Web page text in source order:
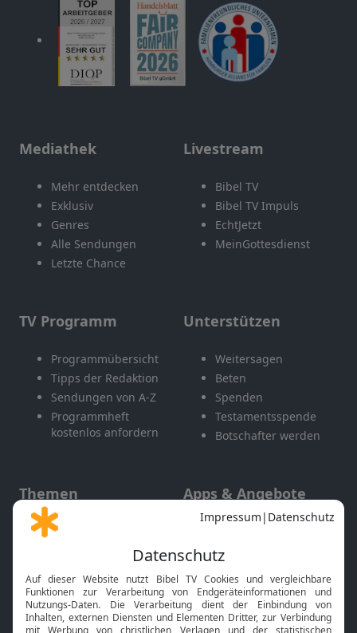
Mediathek
Mehr entdecken
Exklusiv
Genres
Alle Sendungen
Letzte Chance
Livestream
Bibel TV
Bibel TV Impuls
EchtJetzt
MeinGottesdienst
TV Programm
Programmübersicht
Tipps der Redaktion
Sendungen von A-Z
Programmheft
kostenlos anfordern
Unterstützen
Weitersagen
Beten
Spenden
Testamentsspende
Botschafter werden
Themen
Gott und Bibel erklärt
Neuigkeiten
Apps & Angebote
Mobile App
Smart TV
HbbTV
Bibelthek Online-Bibel